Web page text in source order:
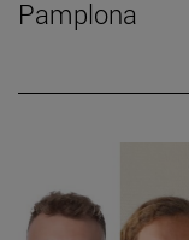
Pamplona